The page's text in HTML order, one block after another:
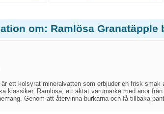
om: Ramlösa Granatäpple
är ett kolsyrat mineralvatten som erbjuder en frisk
klassiker. Ramlösa, ett aktat varumärke med anor
Genom att återvinna burkarna och få tillbaka